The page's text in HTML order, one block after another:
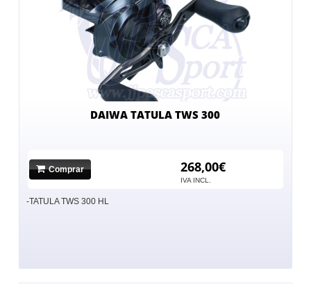
DAIWA TATULA TWS 300
Comprar 268,00€
IVA INCL.
-TATULA TWS 300 HL